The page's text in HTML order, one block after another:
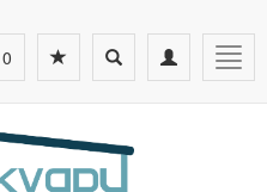
Toggle
navigation
Toggle
search
0